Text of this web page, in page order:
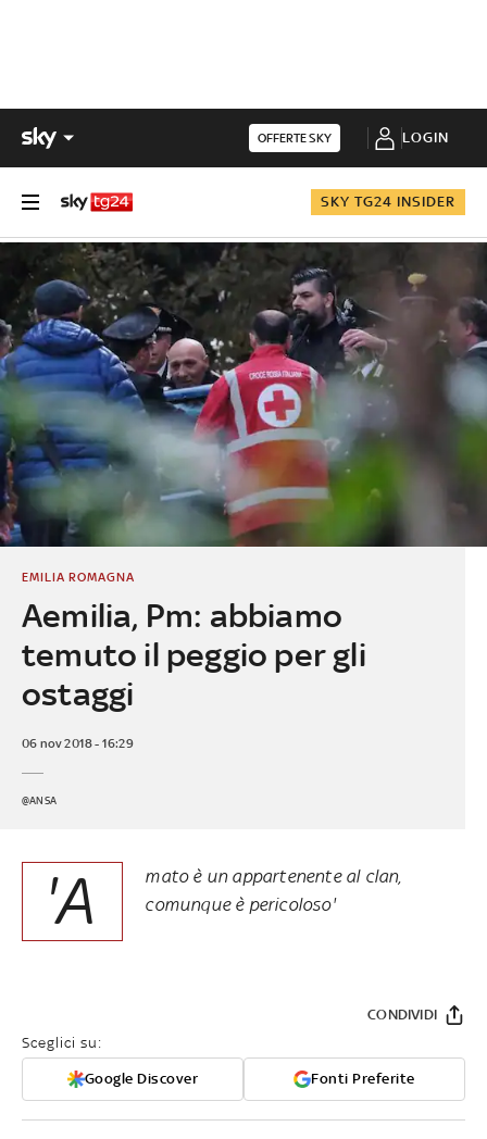
OFFERTE SKY LOGIN
SKY TG24 INSIDER
Aemilia, Pm: abbiamo
temuto il peggio per gli
ostaggi
EMILIA ROMAGNA
06 nov 2018 - 16:29
@ANSA
'A
mato è un appartenente al clan,
comunque è pericoloso'
Sceglici su:
Google Discover Fonti Preferite
CONDIVIDI